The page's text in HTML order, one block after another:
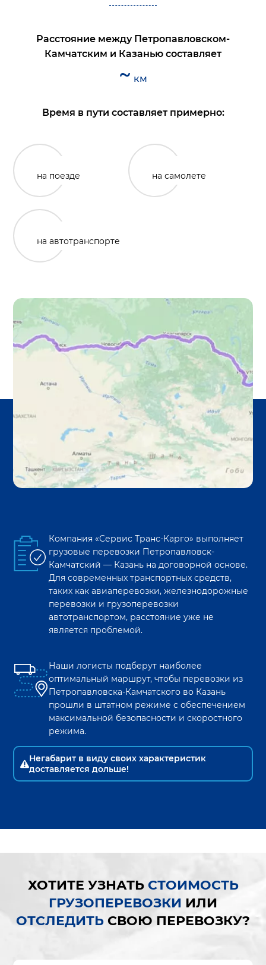
Расстояние между Петропавловском-
Камчатским и Казанью составляет
~ км
Время в пути составляет примерно:
на поезде на самолете
на автотранспорте
Компания «Сервис Транс-Карго» выполняет
грузовые перевозки Петропавловск-
Камчатский — Казань на договорной основе.
Для современных транспортных средств,
таких как авиаперевозки, железнодорожные
перевозки и грузоперевозки
автотранспортом, расстояние уже не
является проблемой.
Наши логисты подберут наиболее
оптимальный маршрут, чтобы перевозки из
Петропавловска-Камчатского во Казань
прошли в штатном режиме с обеспечением
максимальной безопасности и скоростного
режима.
Негабарит в виду своих характеристик
доставляется дольше!
ХОТИТЕ УЗНАТЬ СТОИМОСТЬ
ГРУЗОПЕРЕВОЗКИ ИЛИ
ОТСЛЕДИТЬ СВОЮ ПЕРЕВОЗКУ?